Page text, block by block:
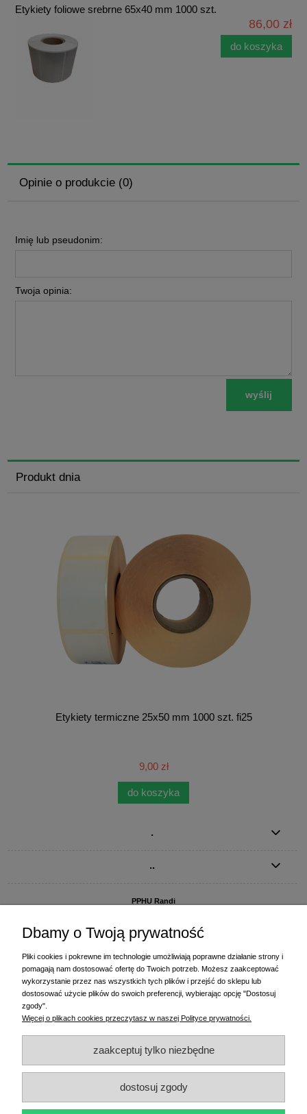
Etykiety foliowe srebrne 65x40 mm 1000 szt.
86,00 zł
do koszyka
Opinie o produkcie (0)
Imię lub pseudonim:
Twoja opinia:
wyślij
Produkt dnia
Etykiety termiczne 25x50 mm 1000 szt. fi25
9,00 zł
do koszyka
.
..
PPHU Randi
ul. Starogardzka 77 (wjazd od ul. Plażowej)
+48 58 770 31 80
- centrala
+48 58 770 31 83- wyceny i drukowanie etykiet
- Krzysztof - drukowanie etykiet,
(+48) 602 794 901- Sebastian - wyceny i doradztwo techniczne,biuro@randi.pl
Dbamy o Twoją prywatność
Pliki cookies i pokrewne im technologie umożliwiają poprawne działanie strony i
pomagają nam dostosować ofertę do Twoich potrzeb. Możesz zaakceptować
wykorzystanie przez nas wszystkich tych plików i przejść do sklepu lub
dostosować użycie plików do swoich preferencji, wybierając opcję "Dostosuj
zgody".
Więcej o plikach cookies przeczytasz w naszej Polityce prywatności.
zaakceptuj tylko niezbędne
dostosuj zgody